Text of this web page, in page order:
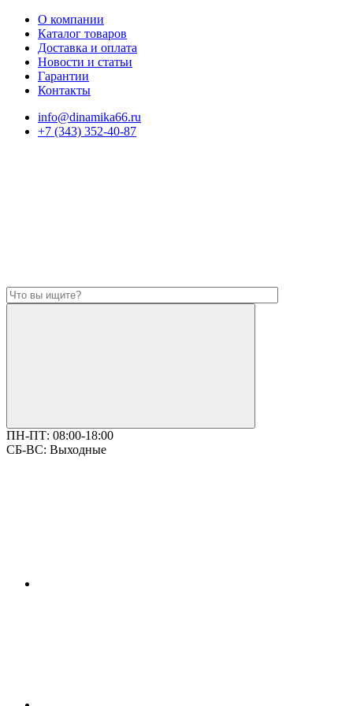
О компании
Каталог товаров
Доставка и оплата
Новости и статьи
Гарантии
Контакты
info@dinamika66.ru
+7 (343) 352-40-87
ПН-ПТ: 08:00-18:00
СБ-ВС: Выходные